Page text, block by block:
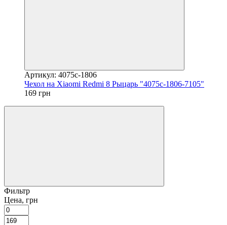
Артикул: 4075c-1806
Чехол на Xiaomi Redmi 8 Рыцарь "4075c-1806-7105"
169 грн
Фильтр
Цена, грн